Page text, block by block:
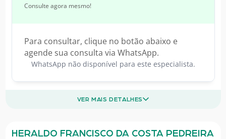
Consulte agora mesmo!
Para consultar, clique no botão abaixo e
agende sua consulta via WhatsApp.
WhatsApp não disponível para este especialista.
VER MAIS DETALHES
HERALDO FRANCISCO DA COSTA PEDREIRA